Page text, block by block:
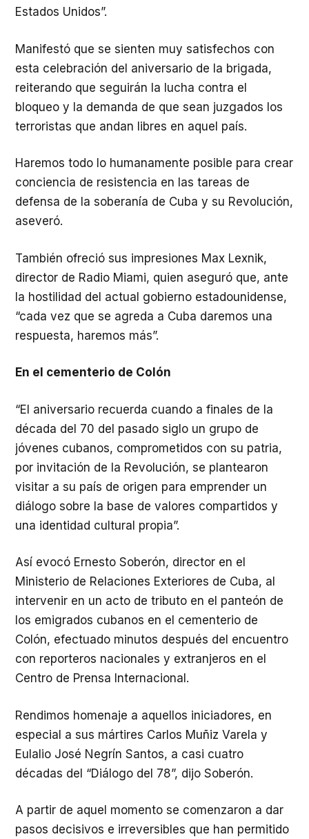
Estados Unidos”.
Manifestó que se sienten muy satisfechos con
esta celebración del aniversario de la brigada,
reiterando que seguirán la lucha contra el
bloqueo y la demanda de que sean juzgados los
terroristas que andan libres en aquel país.
Haremos todo lo humanamente posible para crear
conciencia de resistencia en las tareas de
defensa de la soberanía de Cuba y su Revolución,
aseveró.
También ofreció sus impresiones Max Lexnik,
director de Radio Miami, quien aseguró que, ante
la hostilidad del actual gobierno estadounidense,
“cada vez que se agreda a Cuba daremos una
respuesta, haremos más”.
En el cementerio de Colón
“El aniversario recuerda cuando a finales de la
década del 70 del pasado siglo un grupo de
jóvenes cubanos, comprometidos con su patria,
por invitación de la Revolución, se plantearon
visitar a su país de origen para emprender un
diálogo sobre la base de valores compartidos y
una identidad cultural propia”.
Así evocó Ernesto Soberón, director en el
Ministerio de Relaciones Exteriores de Cuba, al
intervenir en un acto de tributo en el panteón de
los emigrados cubanos en el cementerio de
Colón, efectuado minutos después del encuentro
con reporteros nacionales y extranjeros en el
Centro de Prensa Internacional.
Rendimos homenaje a aquellos iniciadores, en
especial a sus mártires Carlos Muñiz Varela y
Eulalio José Negrín Santos, a casi cuatro
décadas del “Diálogo del 78”, dijo Soberón.
A partir de aquel momento se comenzaron a dar
pasos decisivos e irreversibles que han permitido